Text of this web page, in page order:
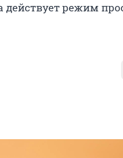
действует режим